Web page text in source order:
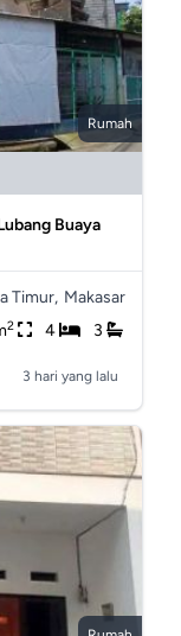
Rumah
Buaya
Timur, Makasar
2 4 3
3 hari yang lalu